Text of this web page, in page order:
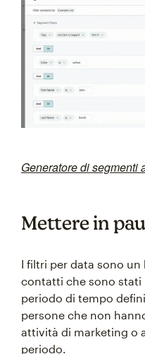
Generatore di segmenti
Mettere in
I filtri per data sono
contatti che sono stati
periodo di tempo
persone che non
attività di marketing o
periodo.